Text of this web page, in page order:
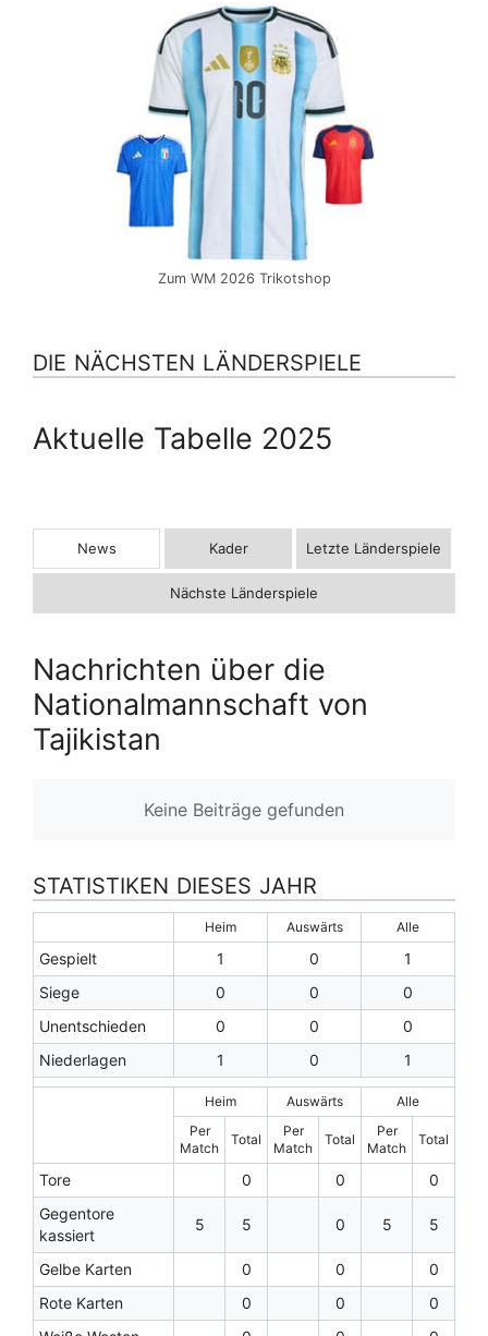
Zum WM 2026 Trikotshop
DIE NÄCHSTEN LÄNDERSPIELE
Aktuelle Tabelle 2025
News Kader Letzte Länderspiele
Nächste Länderspiele
Nachrichten über die
Nationalmannschaft von
Tajikistan
Keine Beiträge gefunden
STATISTIKEN DIESES JAHR
Heim Auswärts Alle
Gespielt 1 0
1
Siege
0 0
0
Unentschieden
0 0
0
Niederlagen
1 0 1
Heim Auswärts
Alle
Per
Match
Total
Per
Match
Total
Per
Match
Total
Tore 0 0
0
Gegentore
kassiert
5 5 0 5 5
Gelbe Karten 0 0
0
Rote Karten
0 0
0